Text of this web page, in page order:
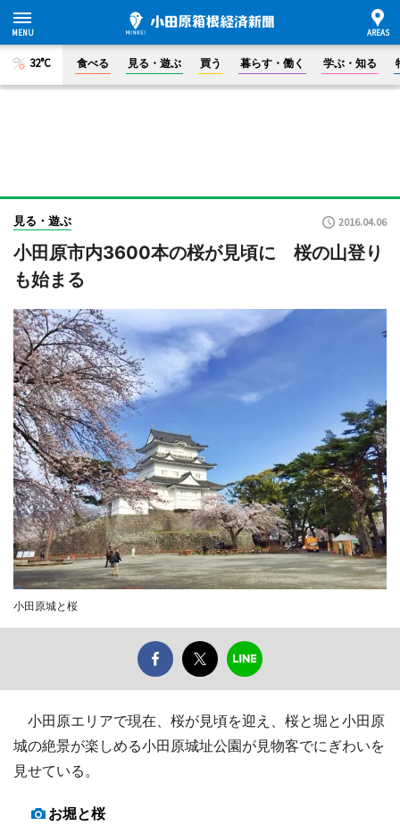
32°C 食べる 見る・遊ぶ 買う 暮らす・働く 学ぶ・知る
見る・遊ぶ 2016.04.06
小田原市内3600本の桜が見頃に 桜の山登り
も始まる
小田原城と桜
小田原エリアで現在、桜が見頃を迎え、桜と堀と小田原
城の絶景が楽しめる小田原城址公園が見物客でにぎわいを
見せている。
お堀と桜